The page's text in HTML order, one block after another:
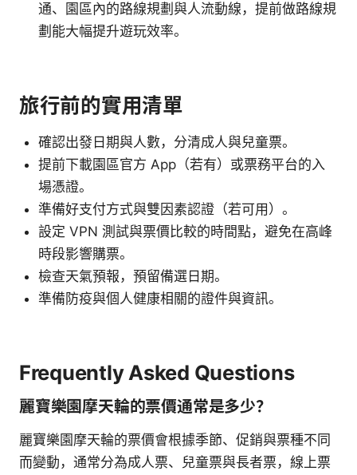
通、園區內的路線規劃與人流動線，提前做路線規
劃能大幅提升遊玩效率。
旅行前的實用清單
確認出發日期與人數，分清成人與兒童票。
提前下載園區官方 App（若有）或票務平台的入
場憑證。
準備好支付方式與雙因素認證（若可用）。
設定 VPN 測試與票價比較的時間點，避免在高峰
時段影響購票。
檢查天氣預報，預留備選日期。
準備防疫與個人健康相關的證件與資訊。
Frequently Asked Questions
麗寶樂園摩天輪的票價通常是多少？
麗寶樂園摩天輪的票價會根據季節、促銷與票種不同
而變動，通常分為成人票、兒童票與長者票，線上票